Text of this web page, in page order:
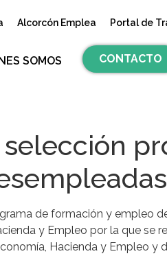
Alcorcón Emplea Portal de
SOMOS CONTACTO
de formación y empleo
y Empleo por la que se
Hacienda y Empleo y